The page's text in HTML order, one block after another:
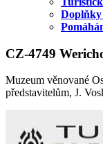
CZ-4749
Muzeum věnované
představitelům, J.